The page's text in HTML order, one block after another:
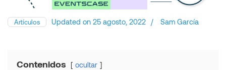
Artículos Updated on 25 agosto, 2022 / Sam García
Contenidos ocultar